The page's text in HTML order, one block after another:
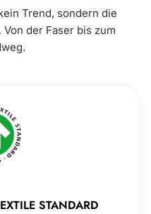
Trend, sondern die
der Faser bis zum
STANDARD